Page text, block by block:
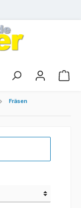
Fräsen